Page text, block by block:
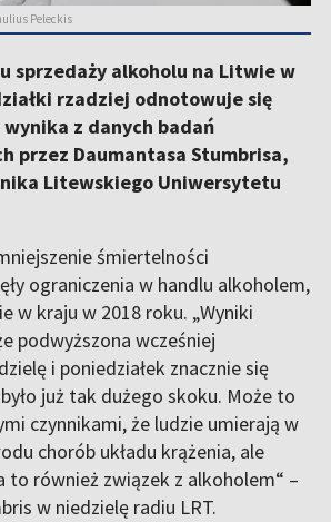
Peleckis
sprzedaży alkoholu na Litwie w
rzadziej odnotowuje się
wynika z danych badań
przez Daumantasa Stumbrisa,
Litewskiego Uniwersytetu
śmiertelności
ograniczenia w handlu alkoholem,
w kraju w 2018 roku. „Wyniki
podwyższona wcześniej
i poniedziałek znacznie się
już tak dużego skoku. Może to
czynnikami, że ludzie umierają w
chorób układu krążenia, ale
to również związek z alkoholem“ –
w niedzielę radiu LRT.